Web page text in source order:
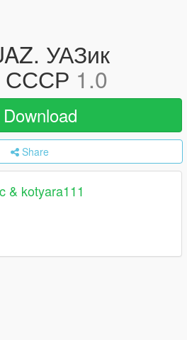
УАЗик
СССР 1.0
Download
Share
& kotyara111